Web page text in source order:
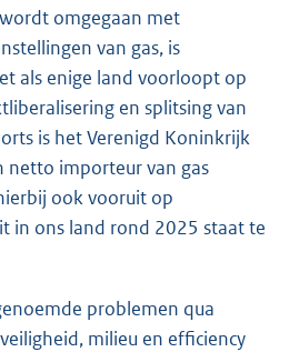
omgegaan met
van gas, is
als enige land voorloopt op
en splitsing van
is het Verenigd Koninkrijk
netto importeur van gas
ook vooruit op
in ons land rond 2025 staat te
problemen qua
milieu en efficiency